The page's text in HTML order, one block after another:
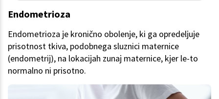
Endometrioza
Endometrioza je kronično obolenje, ki ga opredeljuje
prisotnost tkiva, podobnega sluznici maternice
(endometrij), na lokacijah zunaj maternice, kjer le-to
normalno ni prisotno.